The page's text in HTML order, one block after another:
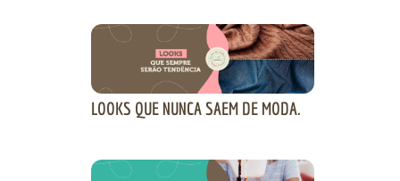
LOOKS QUE NUNCA SAEM DE MODA.